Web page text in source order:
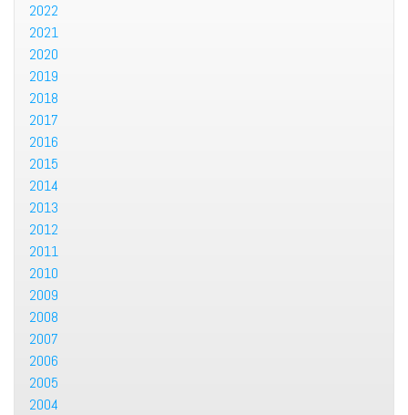
2022
2021
2020
2019
2018
2017
2016
2015
2014
2013
2012
2011
2010
2009
2008
2007
2006
2005
2004